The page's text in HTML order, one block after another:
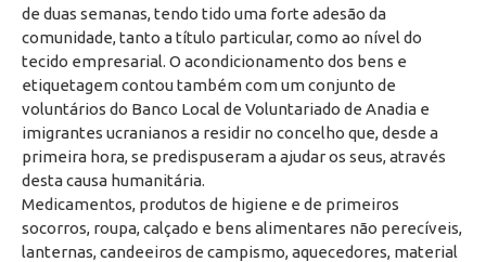
de duas semanas, tendo tido uma forte adesão da
comunidade, tanto a título particular, como ao nível do
tecido empresarial. O acondicionamento dos bens e
etiquetagem contou também com um conjunto de
voluntários do Banco Local de Voluntariado de Anadia e
imigrantes ucranianos a residir no concelho que, desde a
primeira hora, se predispuseram a ajudar os seus, através
desta causa humanitária.
Medicamentos, produtos de higiene e de primeiros
socorros, roupa, calçado e bens alimentares não perecíveis,
lanternas, candeeiros de campismo, aquecedores, material